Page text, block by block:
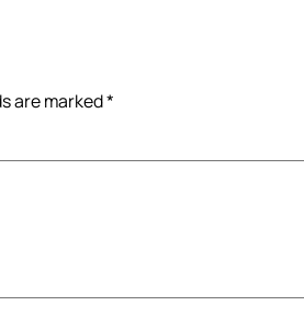
are marked*